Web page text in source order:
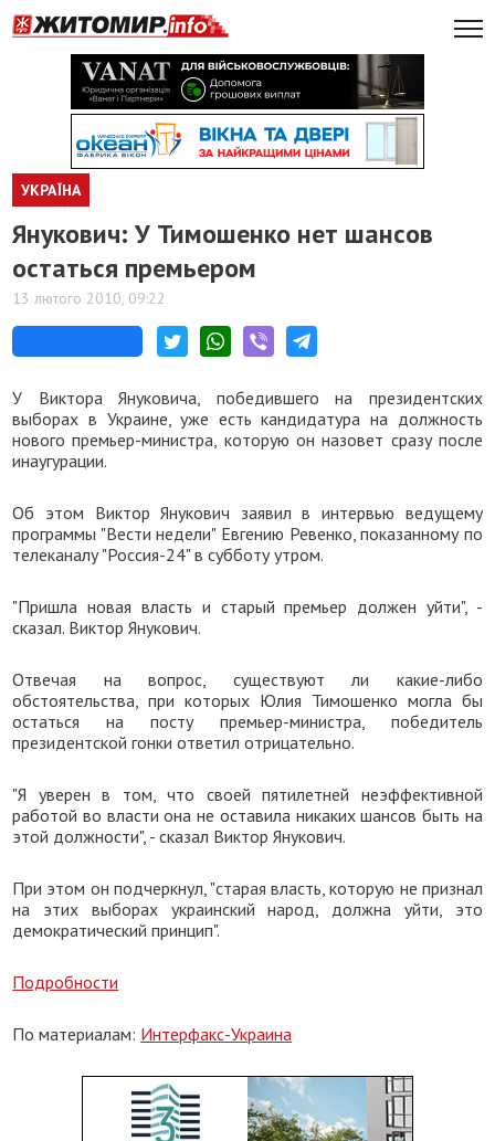
УКРАЇНА
Янукович: У Тимошенко нет шансов
остаться премьером
13 лютого 2010, 09:22
У Виктора Януковича, победившего на президентских
выборах в Украине, уже есть кандидатура на должность
нового премьер-министра, которую он назовет сразу после
инаугурации.
Об этом Виктор Янукович заявил в интервью ведущему
программы "Вести недели" Евгению Ревенко, показанному по
телеканалу "Россия-24" в субботу утром.
"Пришла новая власть и старый премьер должен уйти", -
сказал. Виктор Янукович.
Отвечая на вопрос, существуют ли какие-либо
обстоятельства, при которых Юлия Тимошенко могла бы
остаться на посту премьер-министра, победитель
президентской гонки ответил отрицательно.
"Я уверен в том, что своей пятилетней неэффективной
работой во власти она не оставила никаких шансов быть на
этой должности", - сказал Виктор Янукович.
При этом он подчеркнул, "старая власть, которую не признал
на этих выборах украинский народ, должна уйти, это
демократический принцип".
Подробности
По материалам: Интерфакс-Украина